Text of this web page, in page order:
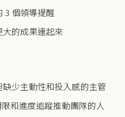
3 個領導提醒
的成果連起來
少主動性和投入感的主管
和進度追蹤推動團隊的人